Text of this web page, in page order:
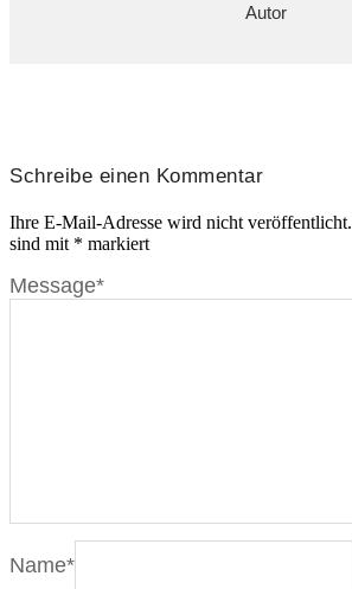
Autor
Schreibe einen Kommentar
Ihre E-Mail-Adresse wird nicht veröffentlicht.
sind mit * markiert
Message*
Name*